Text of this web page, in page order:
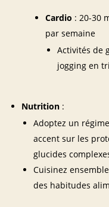
Cardio : 20-30
par semaine
Activités de
jogging en
Nutrition :
Adoptez un
accent sur les
glucides
Cuisinez
des habitudes